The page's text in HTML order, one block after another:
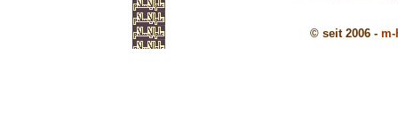
© seit 2006 - m-